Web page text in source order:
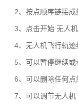
2、按点顺序链接成
3、点击开始 无人
4、无人机飞行轨迹
5、可以暂停继续
6、可以删除任何
7、可以调节无人